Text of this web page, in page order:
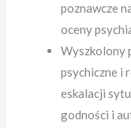
poznawcze
oceny
Wyszkolony
psychiczne i
eskalacji
godności i